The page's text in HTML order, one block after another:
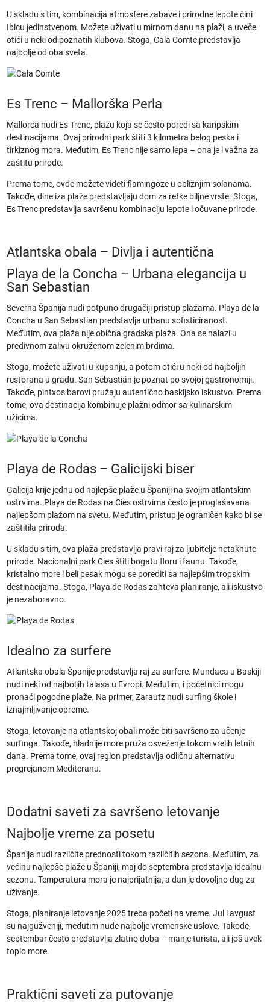
U skladu s tim, kombinacija atmosfere zabave i prirodne lepote čini
Ibicu jedinstvenom. Možete uživati u mirnom danu na plaži, a uveče
otići u neki od poznatih klubova. Stoga, Cala Comte predstavlja
najbolje od oba sveta.
Es Trenc – Mallorška Perla
Mallorca nudi Es Trenc, plažu koja se često poredi sa karipskim
destinacijama. Ovaj prirodni park štiti 3 kilometra belog peska i
tirkiznog mora. Međutim, Es Trenc nije samo lepa – ona je i važna za
zaštitu prirode.
Prema tome, ovde možete videti flamingoze u obližnjim solanama.
Takođe, dine iza plaže predstavljaju dom za retke biljne vrste. Stoga,
Es Trenc predstavlja savršenu kombinaciju lepote i očuvane prirode.
Atlantska obala – Divlja i autentična
Playa de la Concha – Urbana elegancija u
San Sebastian
Severna Španija nudi potpuno drugačiji pristup plažama. Playa de la
Concha u San Sebastian predstavlja urbanu sofisticiranost.
Međutim, ova plaža nije obična gradska plaža. Ona se nalazi u
predivnom zalivu okruženom zelenim brdima.
Stoga, možete uživati u kupanju, a potom otići u neki od najboljih
restorana u gradu. San Sebastián je poznat po svojoj gastronomiji.
Takođe, pintxos barovi pružaju autentično baskijsko iskustvo. Prema
tome, ova destinacija kombinuje plažni odmor sa kulinarskim
užicima.
Playa de Rodas – Galicijski biser
Galicija krije jednu od najlepše plaže u Španijina svojim atlantskim
ostrvima. Playa de Rodas na Cies ostrvima često je proglašavana
najlepšom plažom na svetu. Međutim, pristup je ograničen kako bi se
zaštitila priroda.
U skladu s tim, ova plaža predstavlja pravi raj za ljubitelje netaknute
prirode. Nacionalni park Cies štiti bogatu floru i faunu. Takođe,
kristalno more i beli pesak mogu se porediti sa najlepšim tropskim
destinacijama. Stoga, Playa de Rodas zahteva planiranje, ali iskustvo
je nezaboravno.
Idealno za surfere
Atlantska obala Španije predstavlja raj za surfere. Mundaca u Baskiji
nudi neki od najboljih talasa u Evropi. Međutim, i početnici mogu
pronaći pogodne plaže. Na primer, Zarautz nudi surfing škole i
iznajmljivanje opreme.
Stoga, letovanje na atlantskoj obali može biti savršeno za učenje
surfinga. Takođe, hladnije more pruža osveženje tokom vrelih letnih
dana. Prema tome, ovaj region predstavlja odličnu alternativu
pregrejanom Mediteranu.
Dodatni saveti za savršeno letovanje
Najbolje vreme za posetu
Španija nudi različite prednosti tokom različitih sezona. Međutim, za
većinu najlepše plaže u Španiji, maj do septembra predstavlja idealnu
sezonu. Temperatura mora je najprijatnija, a dan je dovoljno dug za
uživanje.
Stoga, planiranje letovanje 2025treba početi na vreme. Jul i avgust
su najgužveniji, međutim nude najbolje vremenske uslove. Takođe,
septembar često predstavlja zlatno doba – manje turista, ali još uvek
toplo more.
Praktični saveti za putovanje